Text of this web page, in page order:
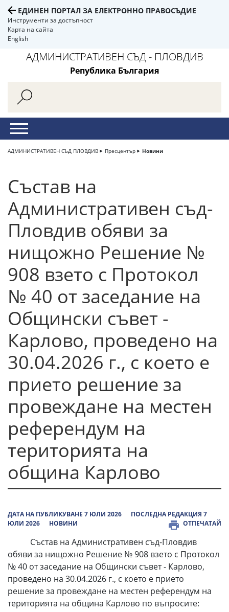
ЕДИНЕН ПОРТАЛ ЗА ЕЛЕКТРОННО ПРАВОСЪДИЕ
Инструменти за достъпност
Карта на сайта
English
АДМИНИСТРАТИВЕН СЪД - ПЛОВДИВ
Република България
АДМИНИСТРАТИВЕН СЪД ПЛОВДИВ Пресцентър Новини
Състав на
Административен съд-
Пловдив обяви за
нищожно Решение №
908 взето с Протокол
№ 40 от заседание на
Общински съвет -
Карлово, проведено на
30.04.2026 г., с което е
прието решение за
провеждане на местен
референдум на
територията на
община Карлово
ДАТА НА ПУБЛИКУВАНЕ 7 ЮЛИ 2026
ПОСЛЕДНА РЕДАКЦИЯ 7
ЮЛИ 2026
НОВИНИ ОТПЕЧАТАЙ
Състав на Административен съд-Пловдив
обяви за нищожно Решение № 908 взето с Протокол
№ 40 от заседание на Общински съвет - Карлово,
проведено на 30.04.2026 г., с което е прието
решение за провеждане на местен референдум на
територията на община Карлово по въпросите: